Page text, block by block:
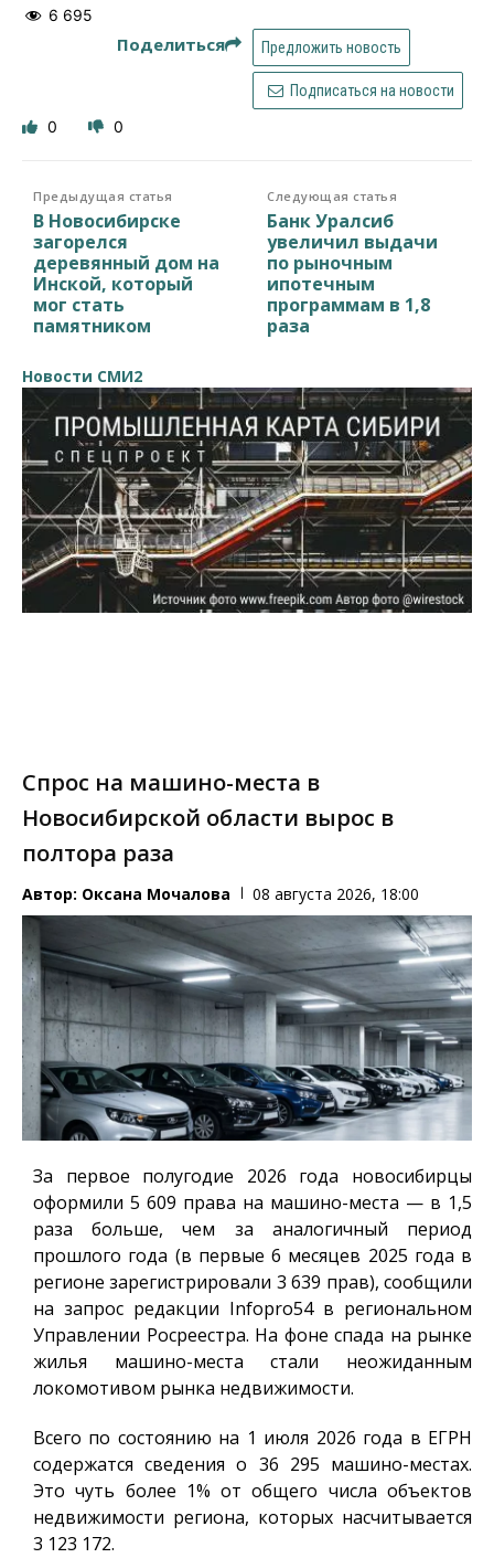
6 695
Поделиться Предложить новость
Подписаться на новости
0 0
Предыдущая статья
В Новосибирске
загорелся
деревянный дом на
Инской, который
мог стать
памятником
Следующая статья
Банк Уралсиб
увеличил выдачи
по рыночным
ипотечным
программам в 1,8
раза
Новости СМИ2
Спрос на машино-места в
Новосибирской области вырос в
полтора раза
Автор: Оксана Мочалова 08 августа 2026, 18:00
За первое полугодие 2026 года новосибирцы
оформили 5 609 права на машино-места — в 1,5
раза больше, чем за аналогичный период
прошлого года (в первые 6 месяцев 2025 года в
регионе зарегистрировали 3 639 прав), сообщили
на запрос редакции Infopro54в региональном
Управлении Росреестра. На фоне спада на рынке
жилья машино-места стали неожиданным
локомотивом рынка недвижимости.
Всего по состоянию на 1 июля 2026 года в ЕГРН
содержатся сведения о 36 295 машино-местах.
Это чуть более 1% от общего числа объектов
недвижимости региона, которых насчитывается
3 123 172.